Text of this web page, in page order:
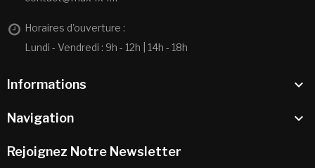
Horaires d'ouverture :
Lundi - Vendredi : 9h - 12h | 14h - 18h
Informations 
Navigation 
Rejoignez Notre Newsletter